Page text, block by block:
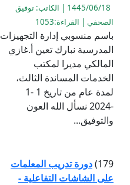
1445/06/18 | الكاتب: توفيق
الصحفي | القراءة:1053
باسم منسوبي إدارة التجهيزات
المدرسية نبارك تعين أ.غازي
المالكي مديرا لمكتب
الخدمات المساندة الثالث،
لمدة عام من تاريخ 1 -1
-2024 نسأل الله العون
والتوفيق...
179) دورة تدريب المعلمات
على الشاشات التفاعلية -